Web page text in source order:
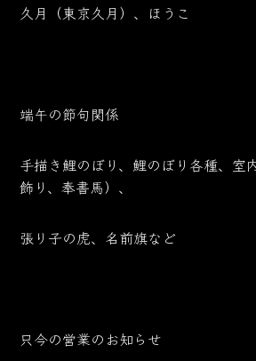
久月（東京久月）、ほうこ
端午の節句関係
手描き鯉のぼり、鯉のぼり各種、室
飾り、奉書馬）、
張り子の虎、名前旗など
只今の営業のお知らせ